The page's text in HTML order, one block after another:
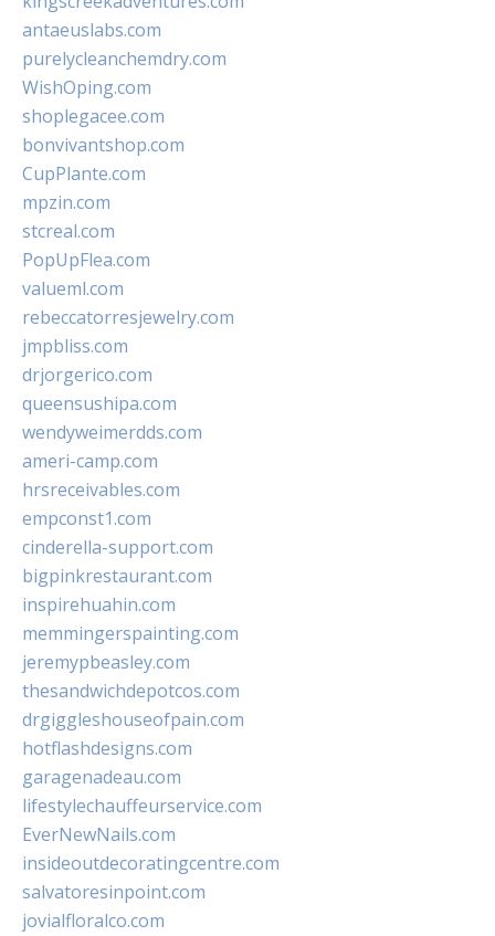
antaeuslabs.com
purelycleanchemdry.com
WishOping.com
shoplegacee.com
bonvivantshop.com
CupPlante.com
mpzin.com
stcreal.com
PopUpFlea.com
valueml.com
rebeccatorresjewelry.com
jmpbliss.com
drjorgerico.com
queensushipa.com
wendyweimerdds.com
ameri-camp.com
hrsreceivables.com
empconst1.com
cinderella-support.com
bigpinkrestaurant.com
inspirehuahin.com
memmingerspainting.com
jeremypbeasley.com
thesandwichdepotcos.com
drgiggleshouseofpain.com
hotflashdesigns.com
garagenadeau.com
lifestylechauffeurservice.com
EverNewNails.com
insideoutdecoratingcentre.com
salvatoresinpoint.com
jovialfloralco.com